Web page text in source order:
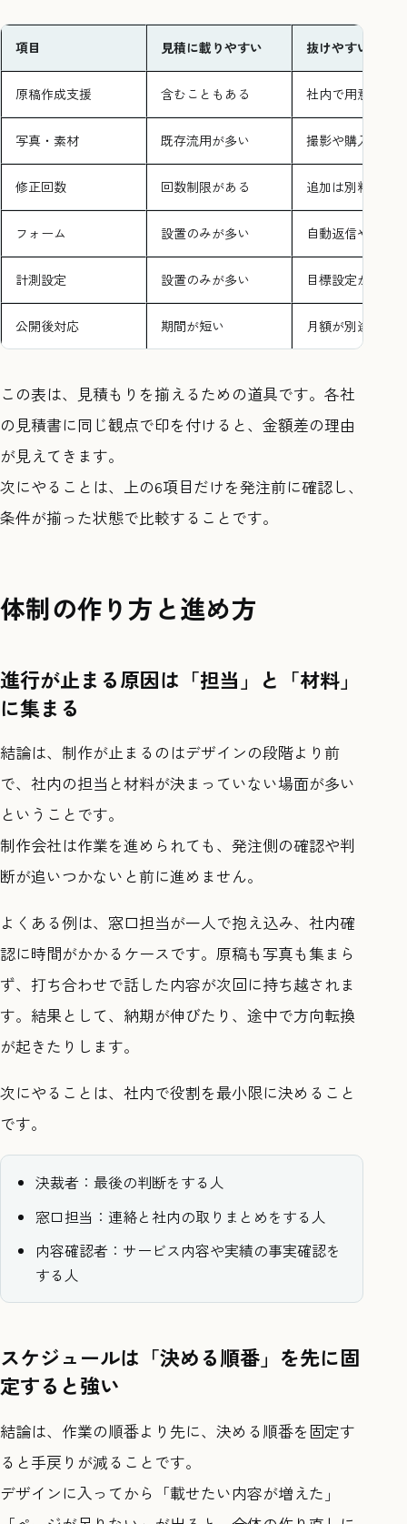
項目 見積に載りやすい 抜けやすい例
原稿作成支援 含むこともある 社内で用意前提
写真・素材 既存流用が多い 撮影や購入が別
修正回数 回数制限がある 追加は別料金
フォーム 設置のみが多い 自動返信や通知
計測設定 設置のみが多い 目標設定が別
公開後対応 期間が短い 月額が別途発生
この表は、見積もりを揃えるための道具です。各社
の見積書に同じ観点で印を付けると、金額差の理由
が見えてきます。
次にやることは、上の6項目だけを発注前に確認し、
条件が揃った状態で比較することです。
体制の作り方と進め方
進行が止まる原因は「担当」と「材料」
に集まる
結論は、制作が止まるのはデザインの段階より前
で、社内の担当と材料が決まっていない場面が多い
ということです。
制作会社は作業を進められても、発注側の確認や判
断が追いつかないと前に進めません。
よくある例は、窓口担当が一人で抱え込み、社内確
認に時間がかかるケースです。原稿も写真も集まら
ず、打ち合わせで話した内容が次回に持ち越されま
す。結果として、納期が伸びたり、途中で方向転換
が起きたりします。
次にやることは、社内で役割を最小限に決めること
です。
決裁者：最後の判断をする人
窓口担当：連絡と社内の取りまとめをする人
内容確認者：サービス内容や実績の事実確認を
する人
スケジュールは「決める順番」を先に固
定すると強い
結論は、作業の順番より先に、決める順番を固定す
ると手戻りが減ることです。
デザインに入ってから「載せたい内容が増えた」